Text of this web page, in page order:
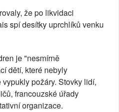
že po likvidaci
spí desítky uprchlíků venku
je "nesmírně
dětí, které nebyly
požáry. Stovky lidí,
francouzské úřady
organizace.